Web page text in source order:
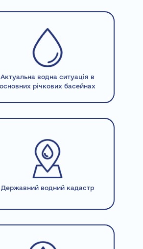
Актуальна водна ситуація в
основних річкових басейнах
Державний водний кадастр